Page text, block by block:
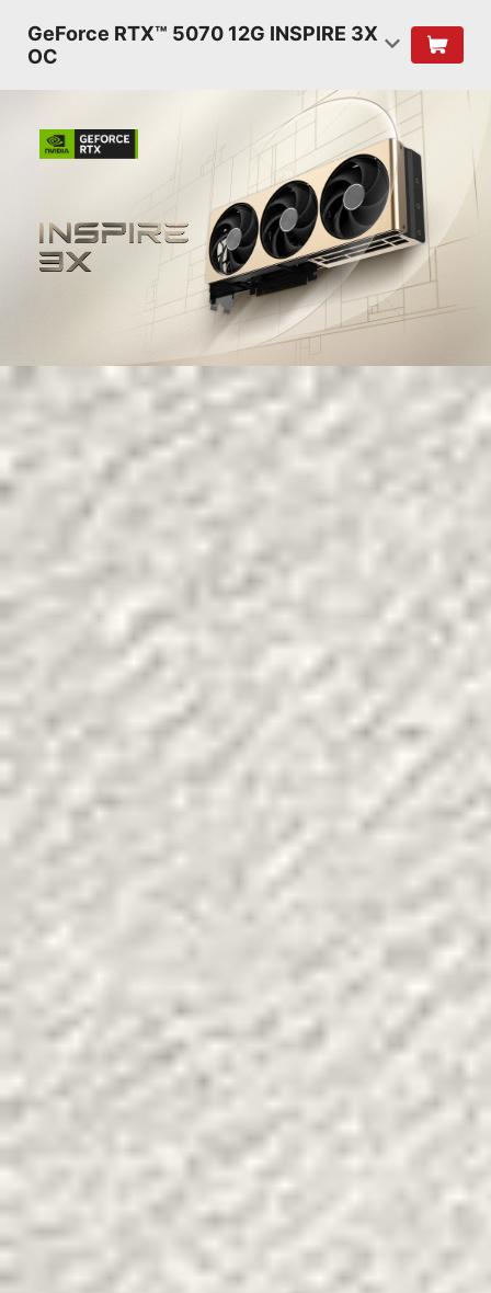
GeForce RTX™ 5070 12G INSPIRE 3X
OC